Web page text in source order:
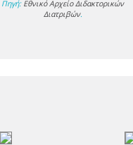
Πηγή: Εθνικό Αρχείο Διδακτορικών
Διατριβών.